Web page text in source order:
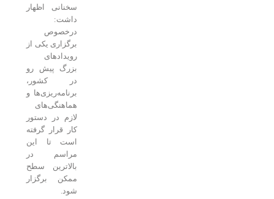
سخنانی اظهار
درخصوص
برگزاری یکی از
رویدادهای
بزرگ پیش رو
در کشور،
برنامه‌ریزی‌ها و
هماهنگی‌های
لازم در دستور
کار قرار گرفته
است تا این
مراسم در
بالاترین سطح
ممکن برگزار